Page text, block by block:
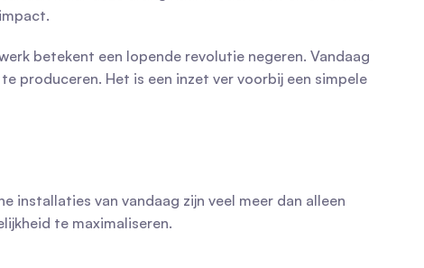
betekent een lopende revolutie negeren. Vandaag
produceren. Het is een inzet ver voorbij een simpele
installaties van vandaag zijn veel meer dan alleen
te maximaliseren.